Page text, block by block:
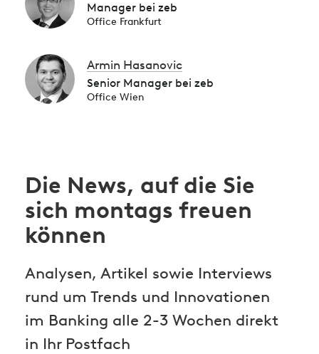
Manager bei zeb
Office Frankfurt
Armin Hasanovic
Senior Manager bei zeb
Office Wien
Die News, auf die Sie
sich montags freuen
können
Analysen, Artikel sowie Interviews
rund um Trends und Innovationen
im Banking alle 2-3 Wochen direkt
in Ihr Postfach